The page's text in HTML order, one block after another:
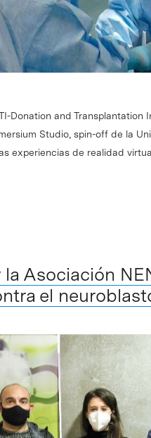
Donation and
Studio, spin-off de la
experiencias de realidad
la Asociación
el